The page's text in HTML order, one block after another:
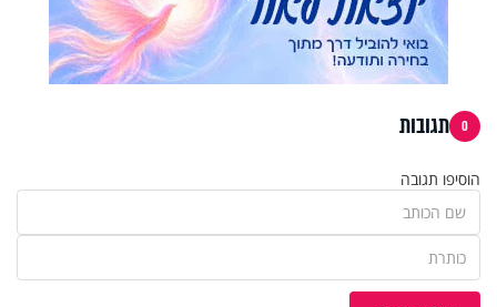
0 תגובות
הוסיפו תגובה